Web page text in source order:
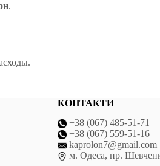
.
КОНТАКТИ
+38 (067) 485-51-71
+38 (067) 559-51-16
kaprolon7@gmail.com
м. Одеса, пр.